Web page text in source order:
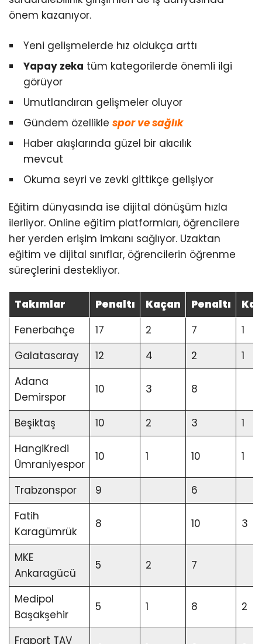
önem kazanıyor.
Yeni gelişmelerde hız oldukça arttı
Yapay zeka tüm kategorilerde önemli ilgi
görüyor
Umutlandıran gelişmeler oluyor
Gündem özellikle spor ve sağlık
Haber akışlarında güzel bir akıcılık
mevcut
Okuma seyri ve zevki gittikçe gelişiyor
Eğitim dünyasında ise dijital dönüşüm hızla
ilerliyor. Online eğitim platformları, öğrencilere
her yerden erişim imkanı sağlıyor. Uzaktan
eğitim ve dijital sınıflar, öğrencilerin öğrenme
süreçlerini destekliyor.
Takımlar Penaltı Kaçan Penaltı
Fenerbahçe
17 2 7
1
Galatasaray
12 4 2
1
Adana
Demirspor
10 3 8
Beşiktaş 10 2 3
1
HangiKredi
Ümraniyespor
10 1 10 1
Trabzonspor 9
6
Fatih
Karagümrük
8 10 3
MKE
Ankaragücü
5 2 7
Medipol
Başakşehir
5 1 8 2
Fraport TAV